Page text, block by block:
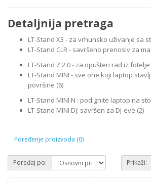
Detaljnija pretraga
LT-Stand X3 - za vrhunsko uživanje sa
LT-Stand CLR - savršeno prenosiv za
LT-Stand Z 2.0 - za opušten rad iz
LT-Stand MINI - sve one koji laptop
površine (6)
LT-Stand MINI N : podignite laptop na
LT-Stand MINI DJ: savršen za DJ-eve (2)
Poređenje proizvoda (0)
Poređaj po: Prikaži: